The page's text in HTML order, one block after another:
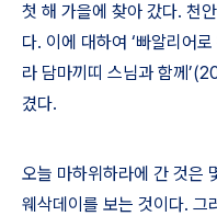
첫 해 가을에 찾아 갔다. 천
다. 이에 대하여 ‘빠알리어
라 담마끼띠 스님과 함께
겼다.
오늘 마하위하라에 간 것은
웨삭데이를 보는 것이다. 그